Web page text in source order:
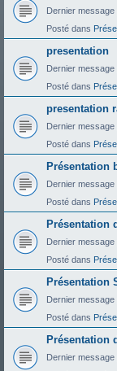
Dernier message
Posté dans
presentation
Dernier message
Posté dans
presentation
Dernier message
Posté dans
Présentation
Dernier message
Posté dans
Présentation
Dernier message
Posté dans
Présentation
Dernier message
Posté dans
Présentation
Dernier message